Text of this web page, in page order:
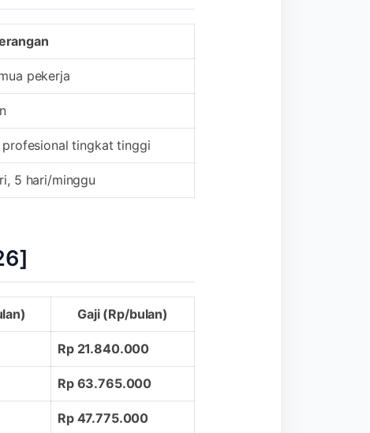
pekerja
tingkat tinggi
5 hari/minggu
Gaji (Rp/bulan)
Rp 21.840.000
Rp 63.765.000
Rp 47.775.000